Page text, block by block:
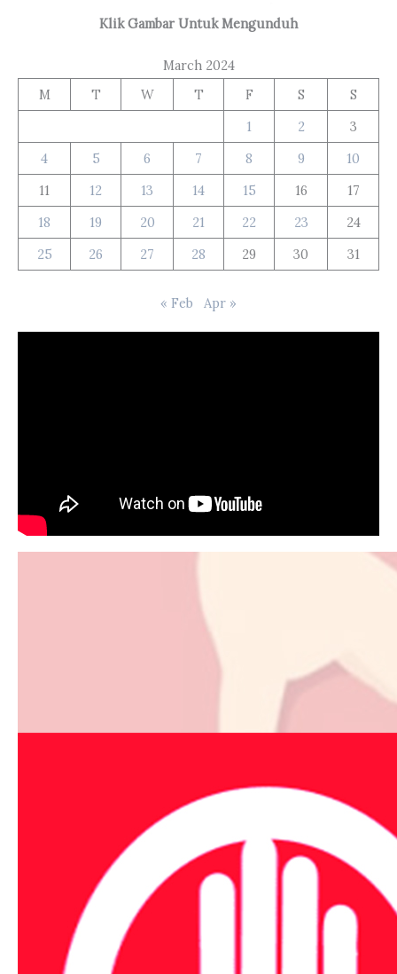
Klik Gambar Untuk Mengunduh
March 2024
M
T W T F S
S
1
2
3
4
5 6 7 8 9
10
11
12 13 14 15 16
17
18
19 20 21 22 23
24
25
26 27 28 29 30 31
« Feb Apr »